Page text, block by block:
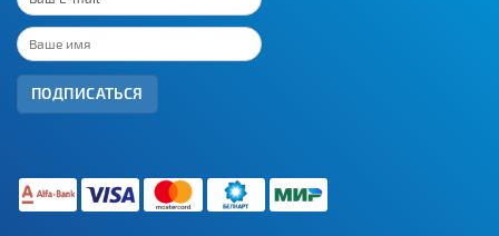
ПОДПИСАТЬСЯ